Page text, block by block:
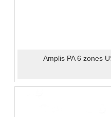
Amplis PA 6 zones